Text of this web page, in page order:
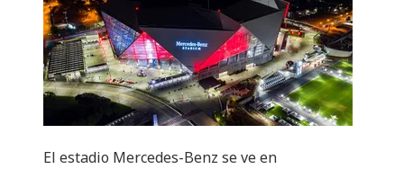
El estadio Mercedes-Benz se ve en